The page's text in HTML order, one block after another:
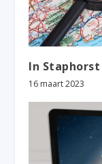
In
16 maart 2023